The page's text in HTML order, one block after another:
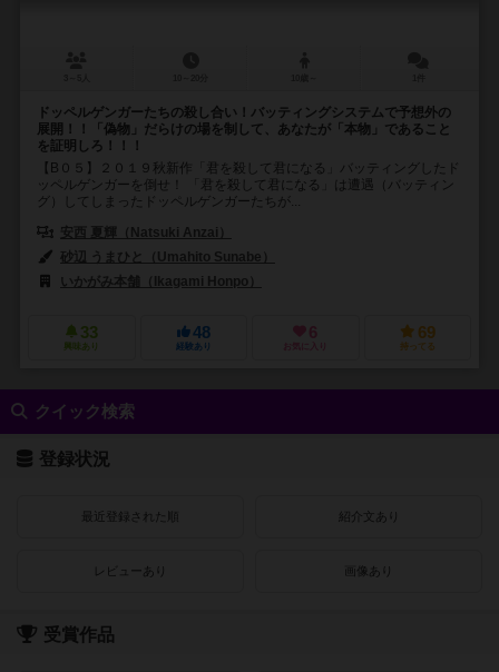
ドッペルゲンガーたちの殺し合い！バッティングシステムで予想外の
展開！！「偽物」だらけの場を制して、あなたが「本物」であること
を証明しろ！！！
【B０５】２０１９秋新作「君を殺して君になる」バッティングしたド
ッペルゲンガーを倒せ！ 「君を殺して君になる」は遭遇（バッティン
グ）してしまったドッペルゲンガーたちが...
安西 夏輝（Natsuki Anzai）
砂辺 うまひと（Umahito Sunabe）
いかがみ本舗（Ikagami Honpo）
33
興味あり
48
経験あり
6
お気に入り
69
持ってる
クイック検索
登録状況
最近登録された順 紹介文あり
レビューあり 画像あり
受賞作品